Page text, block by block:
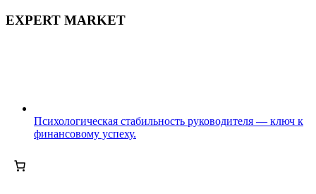
EXPERT MARKET
Психологическая стабильность руководителя — ключ к
финансовому успеху.